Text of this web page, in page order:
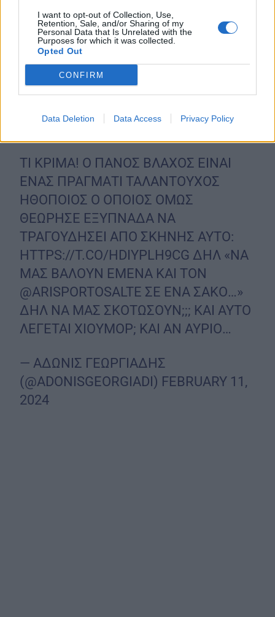
I want to opt-out of Collection, Use,
Retention, Sale, and/or Sharing of my
Personal Data that Is Unrelated with the
Purposes for which it was collected.
Opted Out
CONFIRM
Data Deletion Data Access Privacy Policy
ΤΙ ΚΡΙΜΑ! Ο ΠΑΝΟΣ ΒΛΑΧΟΣ ΕΙΝΑΙ
ΕΝΑΣ ΠΡΑΓΜΑΤΙ ΤΑΛΑΝΤΟΥΧΟΣ
ΗΘΟΠΟΙΟΣ Ο ΟΠΟΙΟΣ ΟΜΩΣ
ΘΕΩΡΗΣΕ ΕΞΥΠΝΑΔΑ ΝΑ
ΤΡΑΓΟΥΔΗΣΕΙ ΑΠΟ ΣΚΗΝΗΣ ΑΥΤΟ:
HTTPS://T.CO/HDIYPLH9CG ΔΗΛ «ΝΑ
ΜΑΣ ΒΑΛΟΥΝ ΕΜΕΝΑ ΚΑΙ ΤΟΝ
@ARISPORTOSALTE ΣΕ ΕΝΑ ΣΑΚΟ…»
ΔΗΛ ΝΑ ΜΑΣ ΣΚΟΤΩΣΟΥΝ;;; ΚΑΙ ΑΥΤΟ
ΛΕΓΕΤΑΙ ΧΙΟΥΜΟΡ; ΚΑΙ ΑΝ ΑΥΡΙΟ…
— ΑΔΩΝΙΣ ΓΕΩΡΓΙΑΔΗΣ
(@ADONISGEORGIADI) FEBRUARY 11,
2024